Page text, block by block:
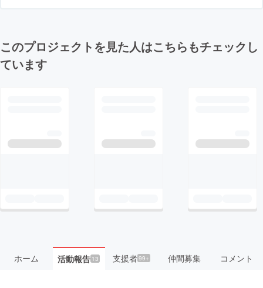
このプロジェクトを見た人はこちらもチェックし
ています
ホーム 活動報告13 支援者99+ 仲間募集 コメント